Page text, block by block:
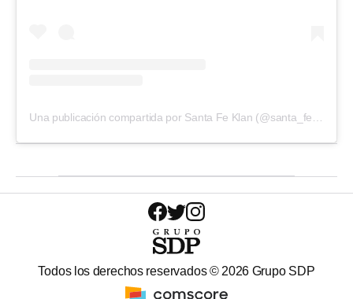
Una publicación compartida por Santa Fe Klan (@santa_fe_klan_473)
Todos los derechos reservados © 2026 Grupo SDP